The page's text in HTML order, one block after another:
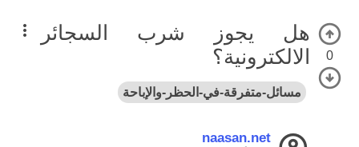
0
هل يجوز شرب السجائر
الالكترونية؟
مسائل-متفرقة-في-الحظر-والإباحة
naasan.net